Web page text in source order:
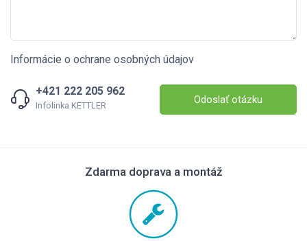
Informácie o ochrane osobných údajov
+421 222 205 962
Infolinka KETTLER Odoslať otázku
Zdarma doprava a montáž